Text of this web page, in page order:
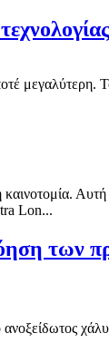
μεγαλύτερη.
Lon...
των